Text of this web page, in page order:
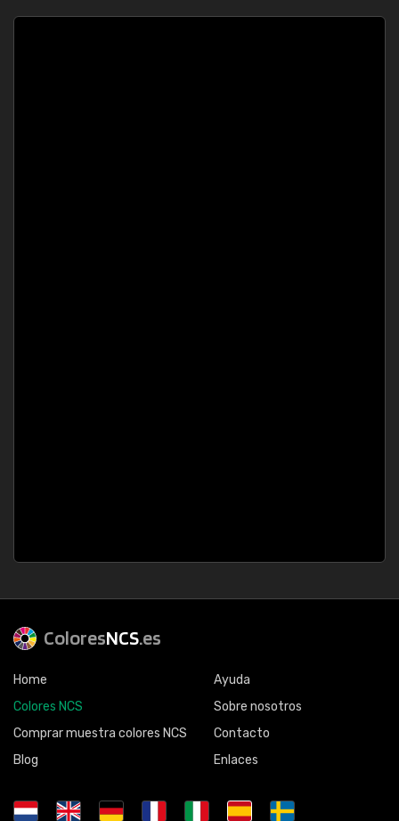
ColoresNCS.es
Home
Colores NCS
Comprar muestra colores NCS
Blog
Ayuda
Sobre nosotros
Contacto
Enlaces